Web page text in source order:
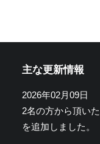
主な更新情報
2026年02月09日
2名の方から頂いた
を追加しました。